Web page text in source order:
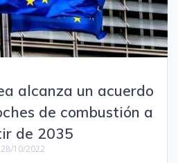
alcanza un acuerdo
de combustión a
de 2035
28/10/2022